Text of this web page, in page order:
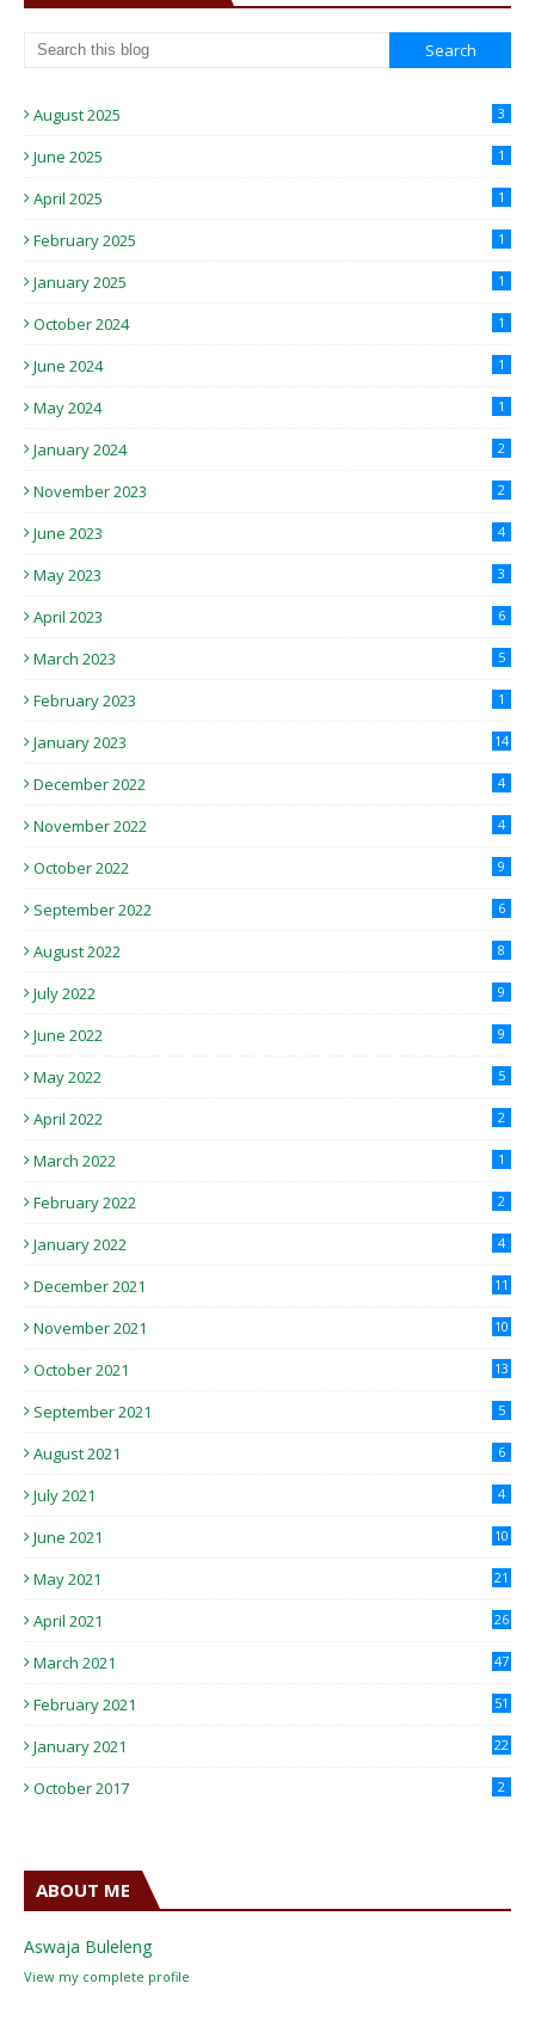
August 2025 3
June 2025 1
April 2025 1
February 2025 1
January 2025 1
October 2024 1
June 2024 1
May 2024 1
January 2024 2
November 2023 2
June 2023 4
May 2023 3
April 2023 6
March 2023 5
February 2023 1
January 2023 14
December 2022 4
November 2022 4
October 2022 9
September 2022 6
August 2022 8
July 2022 9
June 2022 9
May 2022 5
April 2022 2
March 2022 1
February 2022 2
January 2022 4
December 2021 11
November 2021 10
October 2021 13
September 2021 5
August 2021 6
July 2021 4
June 2021 10
May 2021 21
April 2021 26
March 2021 47
February 2021 51
January 2021 22
October 2017 2
ABOUT ME
Aswaja Buleleng
View my complete profile